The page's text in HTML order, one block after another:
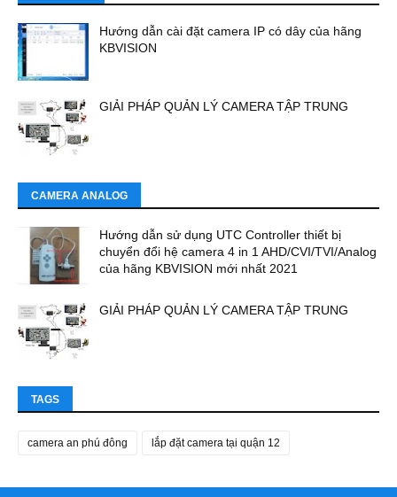
Hướng dẫn cài đặt camera IP có dây của hãng
KBVISION
GIẢI PHÁP QUẢN LÝ CAMERA TẬP TRUNG
CAMERA ANALOG
Hướng dẫn sử dụng UTC Controller thiết bị
chuyển đổi hệ camera 4 in 1 AHD/CVI/TVI/Analog
của hãng KBVISION mới nhất 2021
GIẢI PHÁP QUẢN LÝ CAMERA TẬP TRUNG
TAGS
camera an phú đông lắp đặt camera tại quận 12